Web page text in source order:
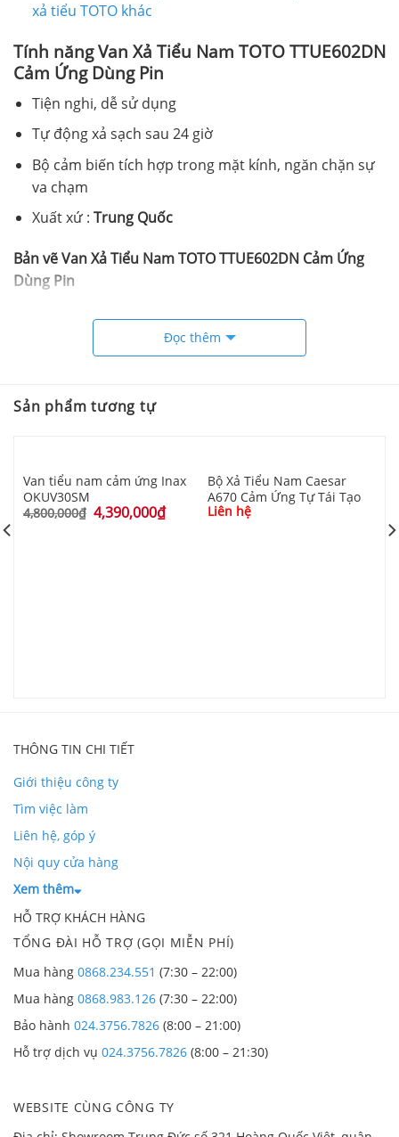
xả tiểu TOTO khác
Tính năng Van Xả Tiểu Nam TOTO TTUE602DN
Cảm Ứng Dùng Pin
Tiện nghi, dễ sử dụng
Tự động xả sạch sau 24 giờ
Bộ cảm biến tích hợp trong mặt kính, ngăn chặn sự
va chạm
Xuất xứ : Trung Quốc
Bản vẽ Van Xả Tiểu Nam TOTO TTUE602DN Cảm Ứng
Dùng Pin
Đọc thêm
Sản phẩm tương tự
Van tiểu nam cảm ứng Inax
OKUV30SM
4,800,000₫ 4,390,000₫
Bộ Xả Tiểu Nam Caesar
A670 Cảm Ứng Tự Tái Tạo
Liên hệ
THÔNG TIN CHI TIẾT
Giới thiệu công ty
Tìm việc làm
Liên hệ, góp ý
Nội quy cửa hàng
Xem thêm
HỖ TRỢ KHÁCH HÀNG
TỔNG ĐÀI HỖ TRỢ (GỌI MIỄN PHÍ)
Mua hàng 0868.234.551 (7:30 – 22:00)
Mua hàng 0868.983.126 (7:30 – 22:00)
Bảo hành 024.3756.7826 (8:00 – 21:00)
Hỗ trợ dịch vụ 024.3756.7826 (8:00 – 21:30)
WEBSITE CÙNG CÔNG TY